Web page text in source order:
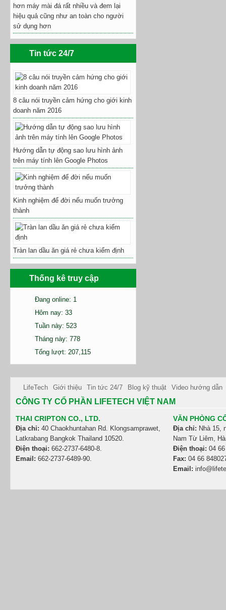
hơn máy mài đá rất nhiều và đem lại
hiệu quả cũng như an toàn cho người
sử dụng hơn
Tin tức 24/7
8 câu nói truyền cảm hứng cho giới kinh
doanh năm 2016
Hướng dẫn tự động sao lưu hình ảnh
trên máy tính lên Google Photos
Kinh nghiệm để đời nếu muốn trưởng
thành
Tràn lan dầu ăn giá rẻ chưa kiểm định
Thống kê truy cập
Đang online: 1
Hôm nay: 33
Tuần này: 523
Tháng này: 778
Tổng lượt: 207,115
LifeTech Giới thiệu Tin tức 24/7 Blog kỹ thuật Video hướng dẫn
CÔNG TY CỔ PHẦN LIFETECH VIỆT NAM
THAI CRIPTON CO., LTD.
Địa chỉ: 40 Chaokhuntahan Rd. Klongsamprawet,
Latkrabang Bangkok Thailand 10520.
Điện thoại: 662-2737-6480-8.
Email: 662-2737-6489-90.
VĂN PHÒNG
Địa chỉ: Nhà 15,
Nam Từ Liêm,
Điện thoại: 04
Fax: 04 66
Email: